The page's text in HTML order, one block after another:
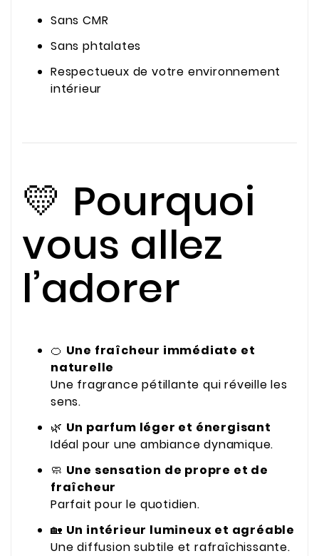
Sans CMR
Sans phtalates
Respectueux de votre environnement
intérieur
💛 Pourquoi
vous allez
l’adorer
🍊 Une fraîcheur immédiate et
naturelle
Une fragrance pétillante qui réveille les
sens.
🌿 Un parfum léger et énergisant
Idéal pour une ambiance dynamique.
🧼 Une sensation de propre et de
fraîcheur
Parfait pour le quotidien.
🏡 Un intérieur lumineux et agréable
Une diffusion subtile et rafraîchissante.